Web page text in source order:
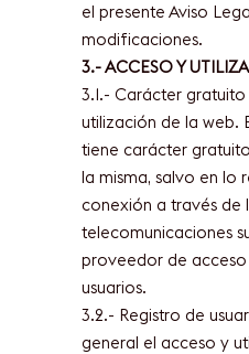
el presente Aviso
modificaciones.
3.- ACCESO Y
3.1.- Carácter
utilización de la web.
tiene carácter
la misma, salvo en lo
conexión a través de
telecomunicaciones
proveedor de
usuarios.
3.2.- Registro de
general el acceso y